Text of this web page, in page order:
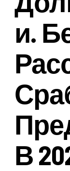
И.
В